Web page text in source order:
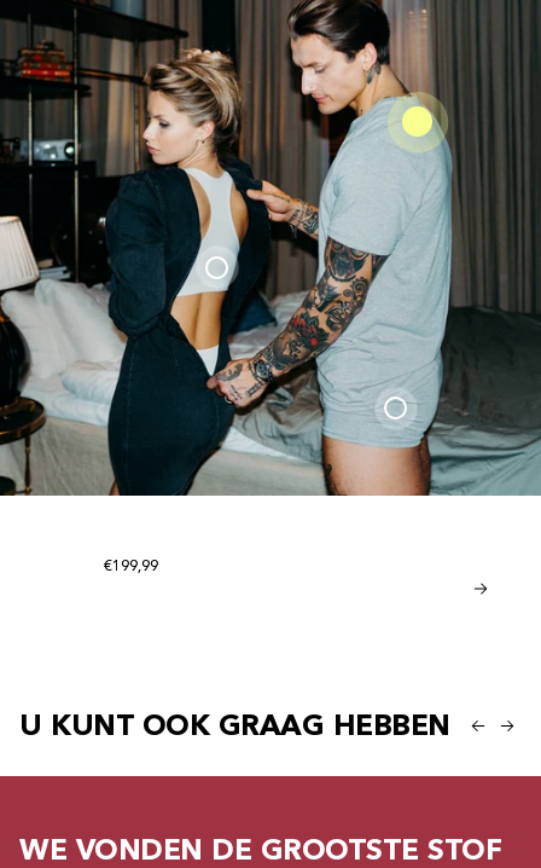
Liquid error (snippets/product-
Reguliere prijs
€199,99
Reguliere prijs
€20,95From
U KUNT OOK GRAAG HEBBEN
WE VONDEN DE GROOTSTE STOF